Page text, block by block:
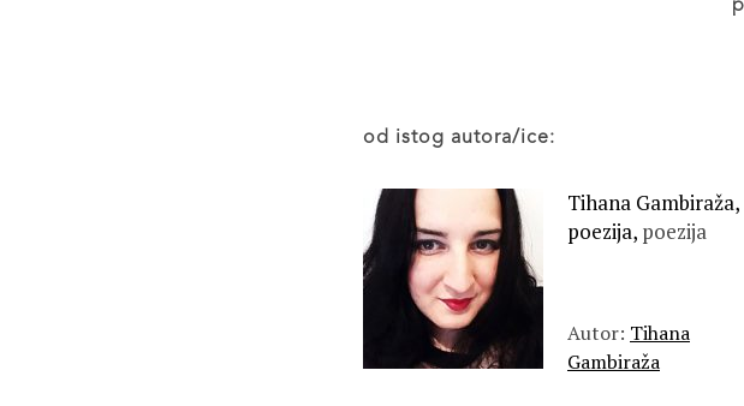
od istog autora/ice:
Tihana Gambiraža,
poezija, poezija
Autor: Tihana
Gambiraža